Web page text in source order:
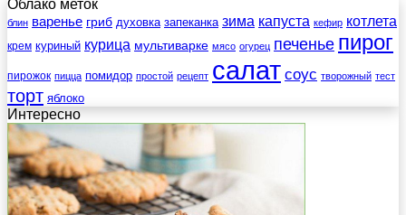
Облако меток
блин варенье гриб духовка запеканка зима капуста кефир котлета
крем куриный курица мультиварке мясо огурец печенье пирог
пирожок пицца помидор простой рецепт салат соус творожный тест
торт яблоко
Интересно